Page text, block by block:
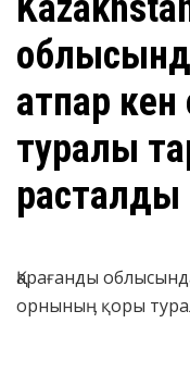
Қатпар
туралы
расталды
Қарағанды
орныныӊ қоры